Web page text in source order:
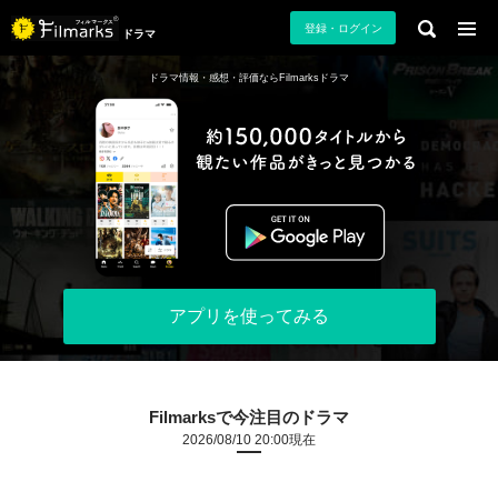
ドラマ 登録・ログイン
ドラマ情報・感想・評価ならFilmarksドラマ
アプリを使ってみる
Filmarksで今注目のドラマ
2026/08/10 20:00現在